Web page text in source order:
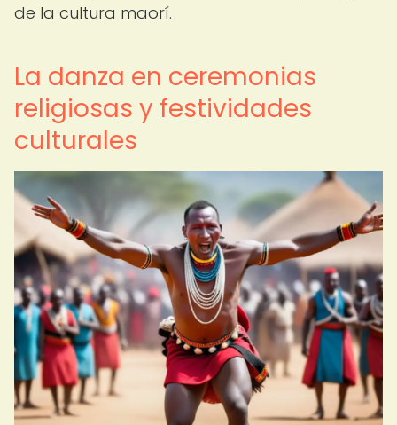
de la cultura maorí.
La danza en ceremonias
religiosas y festividades
culturales